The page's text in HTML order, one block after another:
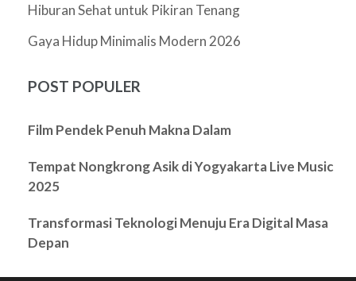
Hiburan Sehat untuk Pikiran Tenang
Gaya Hidup Minimalis Modern 2026
POST POPULER
Film Pendek Penuh Makna Dalam
Tempat Nongkrong Asik di Yogyakarta Live Music
2025
Transformasi Teknologi Menuju Era Digital Masa
Depan